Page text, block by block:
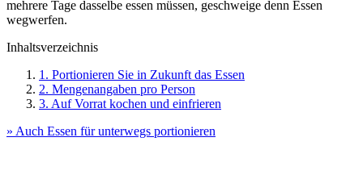
mehrere Tage dasselbe essen müssen, geschweige denn Essen
wegwerfen.
Inhaltsverzeichnis
1. Portionieren Sie in Zukunft das Essen
2. Mengenangaben pro Person
3. Auf Vorrat kochen und einfrieren
» Auch Essen für unterwegs portionieren